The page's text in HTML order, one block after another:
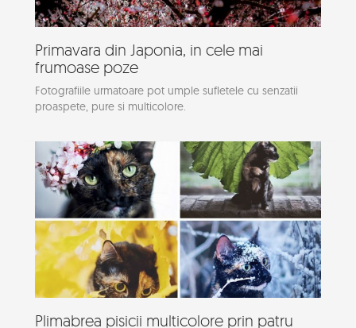
Primavara din Japonia, in cele mai
frumoase poze
Fotografiile urmatoare pot umple sufletele cu senzatii
proaspete, pure si multicolore.
Plimabrea pisicii multicolore prin patru